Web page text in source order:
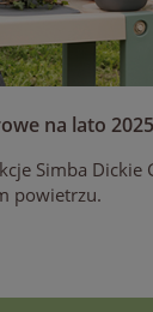
na lato 2025
Simba Dickie
powietrzu.